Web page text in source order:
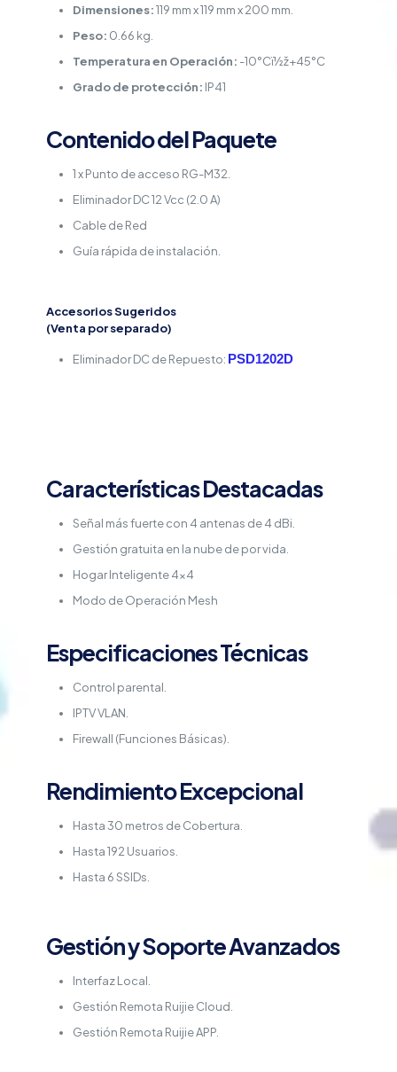
Dimensiones:119 mm x 119 mm x 200 mm.
Peso: 0.66 kg.
Temperatura en Operación: -10°Cï½ž+45°C
Grado de protección: IP41
Contenido del Paquete
1 x Punto de acceso RG-M32.
Eliminador DC 12 Vcc (2.0 A)
Cable de Red
Guía rápida de instalación.
Accesorios Sugeridos
(Venta por separado)
Eliminador DC de Repuesto: PSD1202D
Características Destacadas
Señal más fuerte con 4 antenas de 4 dBi.
Gestión gratuita en la nube de por vida.
Hogar Inteligente 4×4
Modo de Operación Mesh
Especificaciones Técnicas
Control parental.
IPTV VLAN.
Firewall (Funciones Básicas).
Rendimiento Excepcional
Hasta 30 metros de Cobertura.
Hasta 192 Usuarios.
Hasta 6 SSIDs.
Gestión y Soporte Avanzados
Interfaz Local.
Gestión Remota Ruijie Cloud.
Gestión Remota Ruijie APP.